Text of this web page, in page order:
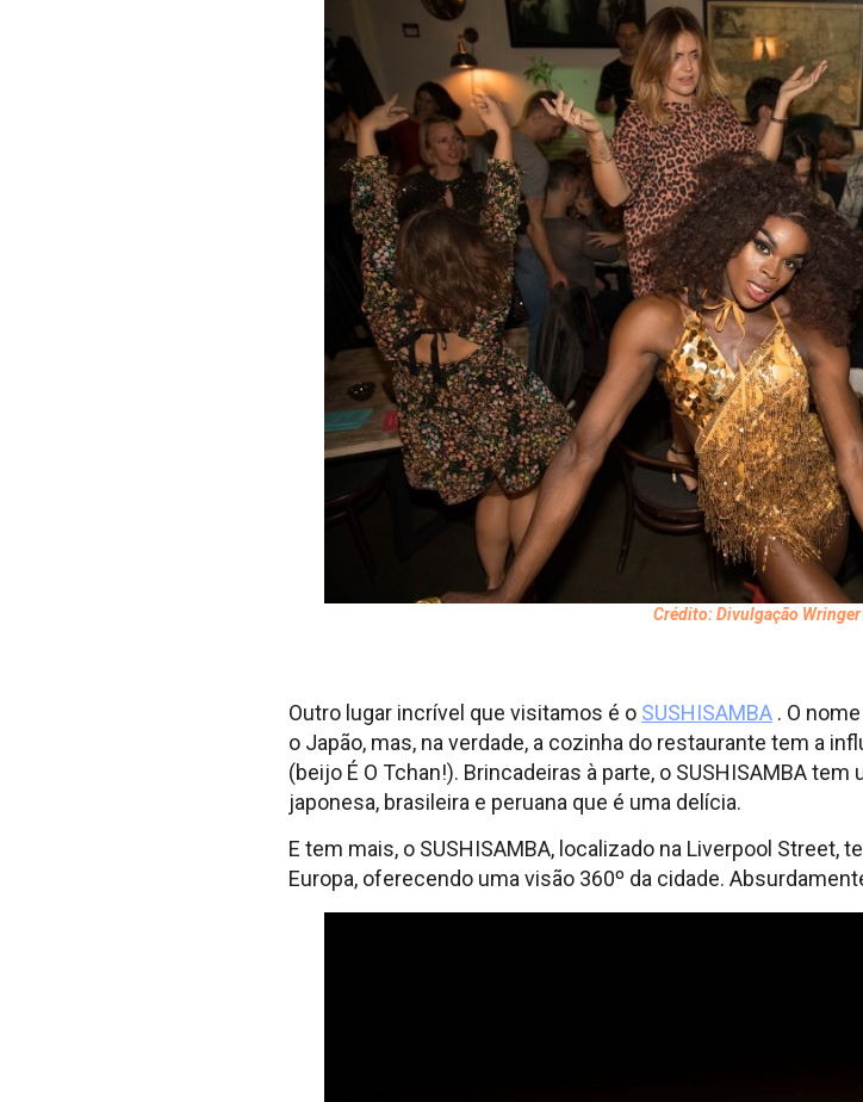
Crédito: Divulgação
Outro lugar incrível que visitamos é o SUSHISAMBA . O
o Japão, mas, na verdade, a cozinha do restaurante tem a
(beijo É O Tchan!). Brincadeiras à parte, o SUSHISAMBA
japonesa, brasileira e peruana que é uma delícia.
E tem mais, o SUSHISAMBA, localizado na Liverpool Street,
Europa, oferecendo uma visão 360º da cidade.